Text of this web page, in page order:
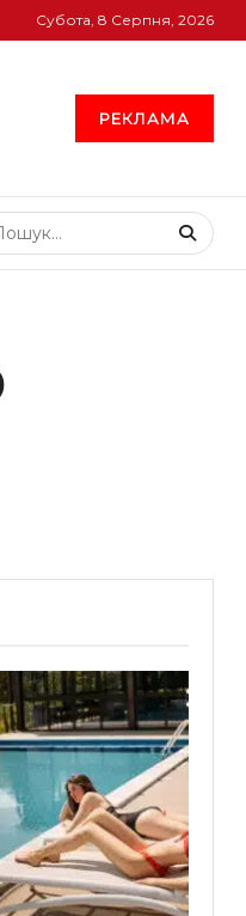
Субота, 8 Серпня, 2026
РЕКЛАМА